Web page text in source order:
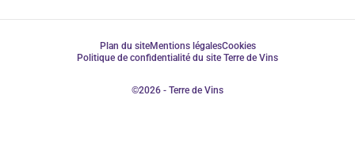
Plan du siteMentions légalesCookies
Politique de confidentialité du site Terre de Vins
©2026 - Terre de Vins